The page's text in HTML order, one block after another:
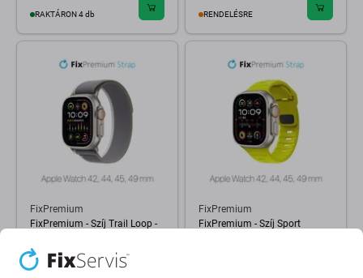
RAKTÁRON 4 db RENDELÉSRE
FixPremium
FixPremium - Szíj Trail Loop -
49mm), szürke
4 800 Ft
FixPremium
FixPremium - Szíj Sport